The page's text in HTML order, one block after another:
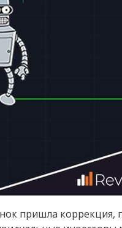
пришла коррекция,